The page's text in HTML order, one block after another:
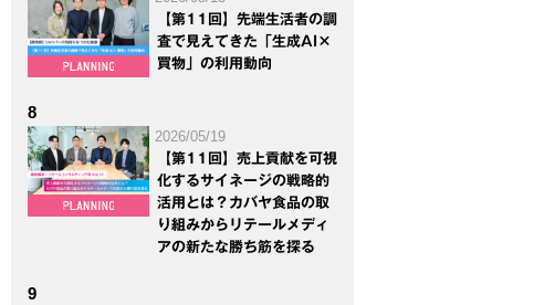
【第11回】先端生活者の調
査で見えてきた「生成AI×
買物」の利用動向
8
2026/05/19
【第11回】売上貢献を可視
化するサイネージの戦略的
活用とは？カバヤ食品の取
り組みからリテールメディ
アの新たな勝ち筋を探る
9